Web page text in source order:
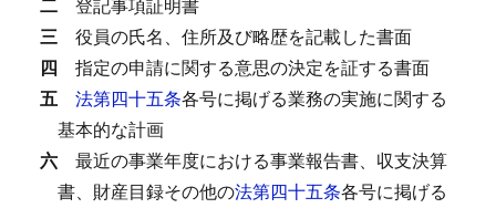
三 役員の氏名、住所及び略歴を記載した書面
四 指定の申請に関する意思の決定を証する書面
五 法第四十五条各号に掲げる業務の実施に関する
基本的な計画
六 最近の事業年度における事業報告書、収支決算
書、財産目録その他の法第四十五条各号に掲げる